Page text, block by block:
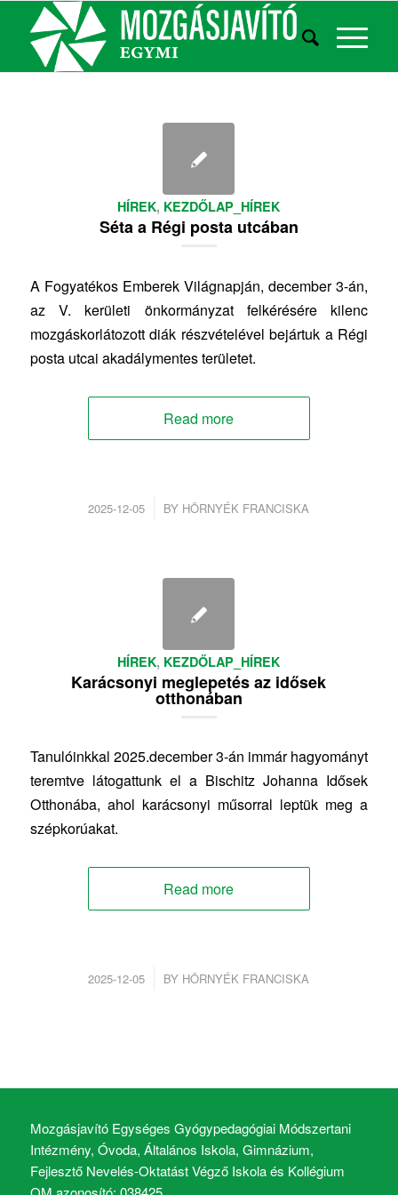
HÍREK, KEZDŐLAP_HÍREK
Séta a Régi posta utcában
A Fogyatékos Emberek Világnapján, december 3-án,
az V. kerületi önkormányzat felkérésére kilenc
mozgáskorlátozott diák részvételével bejártuk a Régi
posta utcai akadálymentes területet.
Read more
2025-12-05
/ BY HÖRNYÉK FRANCISKA
HÍREK, KEZDŐLAP_HÍREK
Karácsonyi meglepetés az idősek
otthonában
Tanulóinkkal 2025.december 3-án immár hagyományt
teremtve látogattunk el a Bischitz Johanna Idősek
Otthonába, ahol karácsonyi műsorral leptük meg a
szépkorúakat.
Read more
2025-12-05
/ BY HÖRNYÉK FRANCISKA
Mozgásjavító Egységes Gyógypedagógiai Módszertani
Intézmény, Óvoda, Általános Iskola, Gimnázium,
Fejlesztő Nevelés-Oktatást Végző Iskola és Kollégium